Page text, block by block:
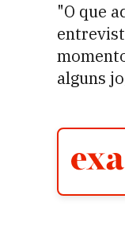
"O que
alguns